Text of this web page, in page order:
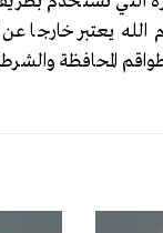
الله يعتبر
المحافظة